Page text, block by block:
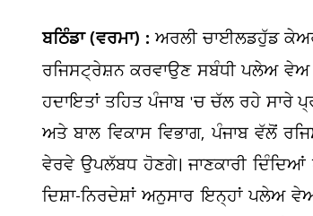
ਬਠਿੰਡਾ (ਵਰਮਾ) :ਅਰਲੀ ਚਾਈਲਡਹੁੱਡ
ਰਜਿਸਟ੍ਰੇਸ਼ਨ ਕਰਵਾਉਣ ਸਬੰਧੀ ਪਲੇਅ
ਹਦਾਇਤਾਂ ਤਹਿਤ ਪੰਜਾਬ 'ਚ ਚੱਲ ਰਹੇ
ਅਤੇ ਬਾਲ ਵਿਕਾਸ ਵਿਭਾਗ, ਪੰਜਾਬ ਵੱਲੋਂ
ਵੇਰਵੇ ਉਪਲੱਬਧ ਹੋਣਗੇ। ਜਾਣਕਾਰੀ
ਦਿਸ਼ਾ-ਨਿਰਦੇਸ਼ਾਂ ਅਨੁਸਾਰ ਇਨ੍ਹਾਂ ਪਲੇਅ